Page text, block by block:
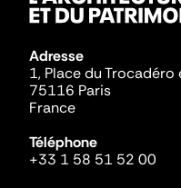
Adresse
1, Place du
75116 Paris
France
Téléphone
+33 1 58 51 52 00